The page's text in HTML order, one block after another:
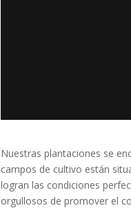
Nuestras plantaciones se
campos de cultivo están
logran las condiciones
orgullosos de promover el